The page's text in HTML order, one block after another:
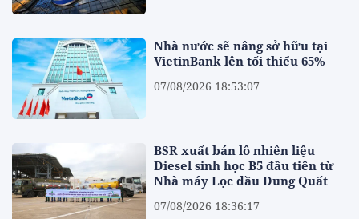
Nhà nước sẽ nâng sở hữu tại
VietinBank lên tối thiểu 65%
07/08/2026 18:53:07
BSR xuất bán lô nhiên liệu
Diesel sinh học B5 đầu tiên từ
Nhà máy Lọc dầu Dung Quất
07/08/2026 18:36:17